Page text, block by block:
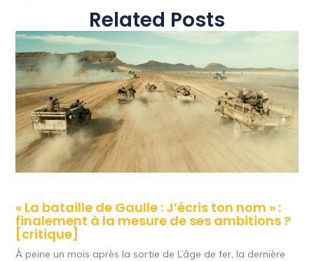
Related Posts
« La bataille de Gaulle : J’écris ton nom » :
finalement à la mesure de ses ambitions ?
[critique]
À peine un mois après la sortie de L’âge de fer, la dernière